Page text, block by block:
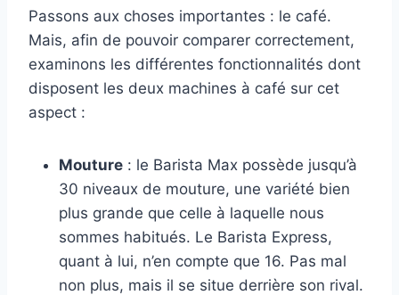
Passons aux choses importantes : le café.
Mais, afin de pouvoir comparer correctement,
examinons les différentes fonctionnalités dont
disposent les deux machines à café sur cet
aspect :
Mouture : le Barista Max possède jusqu’à
30 niveaux de mouture, une variété bien
plus grande que celle à laquelle nous
sommes habitués. Le Barista Express,
quant à lui, n’en compte que 16. Pas mal
non plus, mais il se situe derrière son rival.